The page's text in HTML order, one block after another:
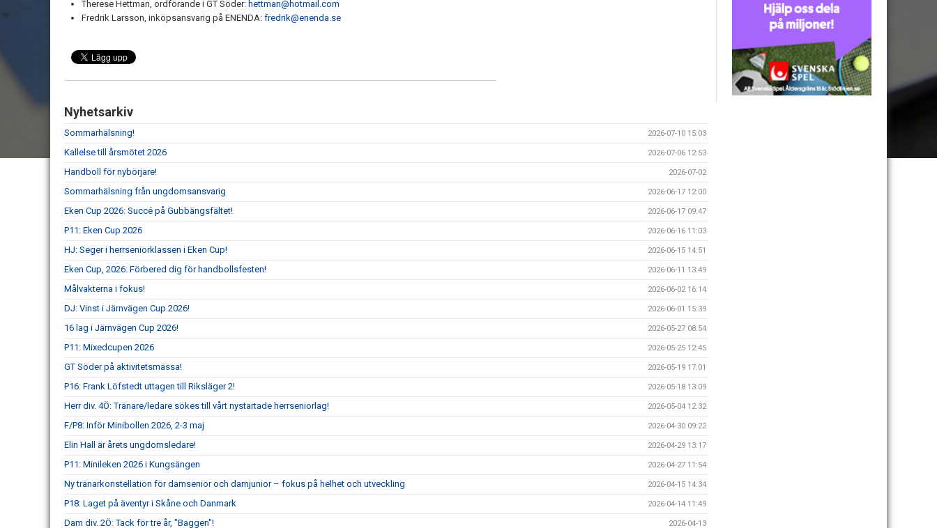
Therese Hettman, ordförande i GT Söder: hettman@hotmail.com
Fredrik Larsson, inköpsansvarig på ENENDA: fredrik@enenda.se
Nyhetsarkiv
Sommarhälsning! 2026-07-10 15:03
Kallelse till årsmötet 2026 2026-07-06 12:53
Handboll för nybörjare! 2026-07-02
Sommarhälsning från ungdomsansvarig 2026-06-17 12:00
Eken Cup 2026: Succé på Gubbängsfältet! 2026-06-17 09:47
P11: Eken Cup 2026 2026-06-16 11:03
HJ: Seger i herrseniorklassen i Eken Cup! 2026-06-15 14:51
Eken Cup, 2026: Förbered dig för handbollsfesten! 2026-06-11 13:49
Målvakterna i fokus! 2026-06-02 16:14
DJ: Vinst i Järnvägen Cup 2026! 2026-06-01 15:39
16 lag i Järnvägen Cup 2026! 2026-05-27 08:54
P11: Mixedcupen 2026 2026-05-25 12:45
GT Söder på aktivitetsmässa! 2026-05-19 17:01
P16: Frank Löfstedt uttagen till Riksläger 2! 2026-05-18 13:09
Herr div. 4Ö: Tränare/ledare sökes till vårt nystartade herrseniorlag! 2026-05-04 12:32
F/P8: Inför Minibollen 2026, 2-3 maj 2026-04-30 09:22
Elin Hall är årets ungdomsledare! 2026-04-29 13:17
P11: Minileken 2026 i Kungsängen 2026-04-27 11:54
Ny tränarkonstellation för damsenior och damjunior – fokus på helhet och utveckling 2026-04-15 14:34
P18: Laget på äventyr i Skåne och Danmark 2026-04-14 11:49
Dam div. 2Ö: Tack för tre år, "Baggen"! 2026-04-13